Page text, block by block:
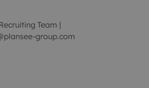
Team |
group.com